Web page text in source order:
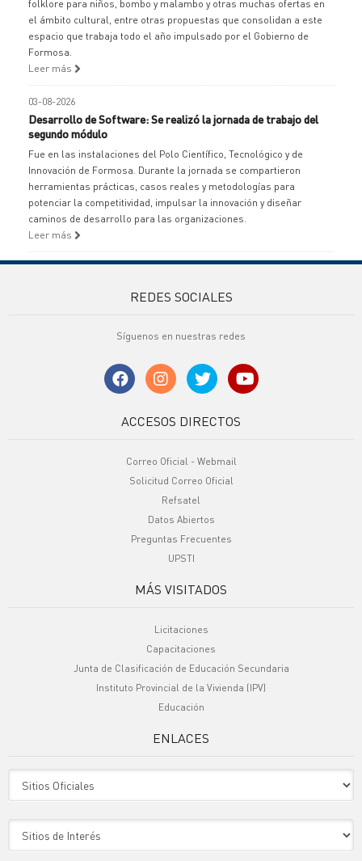
folklore para niños, bombo y malambo y otras muchas ofertas en
el ámbito cultural, entre otras propuestas que consolidan a este
espacio que trabaja todo el año impulsado por el Gobierno de
Formosa.
Leer más
03-08-2026
Desarrollo de Software: Se realizó la jornada de trabajo del
segundo módulo
Fue en las instalaciones del Polo Científico, Tecnológico y de
Innovación de Formosa. Durante la jornada se compartieron
herramientas prácticas, casos reales y metodologías para
potenciar la competitividad, impulsar la innovación y diseñar
caminos de desarrollo para las organizaciones.
Leer más
REDES SOCIALES
Síguenos en nuestras redes
ACCESOS DIRECTOS
Correo Oficial - Webmail
Solicitud Correo Oficial
Refsatel
Datos Abiertos
Preguntas Frecuentes
UPSTI
MÁS VISITADOS
Licitaciones
Capacitaciones
Junta de Clasificación de Educación Secundaria
Instituto Provincial de la Vivienda (IPV)
Educación
ENLACES